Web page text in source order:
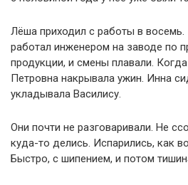
Лёша приходил с работы в восемь.
работал инженером на заводе по
продукции, и смены плавали.
Петровна накрывала ужин. Инна
укладывала Василису.
Они почти не разговаривали. Не
куда-то делись. Испарились, как
Быстро, с шипением, и потом